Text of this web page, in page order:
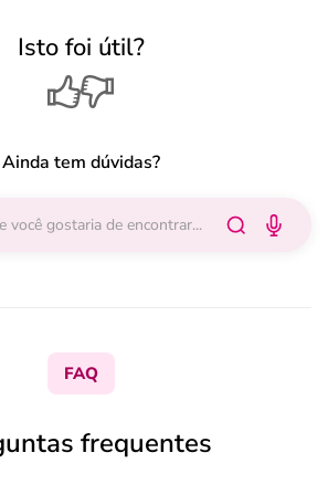
Isto foi útil?
Ainda tem dúvidas?
FAQ
frequentes